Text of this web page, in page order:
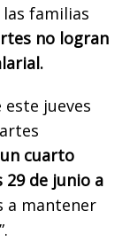
las familias
no logran
jueves
cuarto
de junio a
a mantener